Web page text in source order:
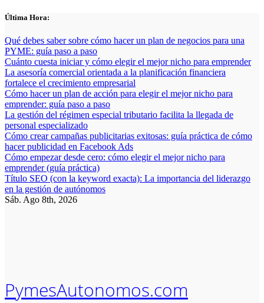
Saltar
contenido
Última Hora:
Qué debes saber sobre cómo hacer un plan de negocios para una
PYME: guía paso a paso
Cuánto cuesta iniciar y cómo elegir el mejor nicho para emprender
La asesoría comercial orientada a la planificación financiera
fortalece el crecimiento empresarial
Cómo hacer un plan de acción para elegir el mejor nicho para
emprender: guía paso a paso
La gestión del régimen especial tributario facilita la llegada de
personal especializado
Cómo crear campañas publicitarias exitosas: guía práctica de cómo
hacer publicidad en Facebook Ads
Cómo empezar desde cero: cómo elegir el mejor nicho para
emprender (guía práctica)
Título SEO (con la keyword exacta): La importancia del liderazgo
en la gestión de autónomos
Sáb. Ago 8th, 2026
PymesAutonomos.com